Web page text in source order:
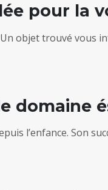
pour la
objet trouvé vous
domaine
l’enfance. Son